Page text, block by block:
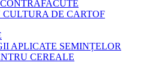
CULTURA DE CARTOF
APLICATE SEMINȚELOR
CEREALE